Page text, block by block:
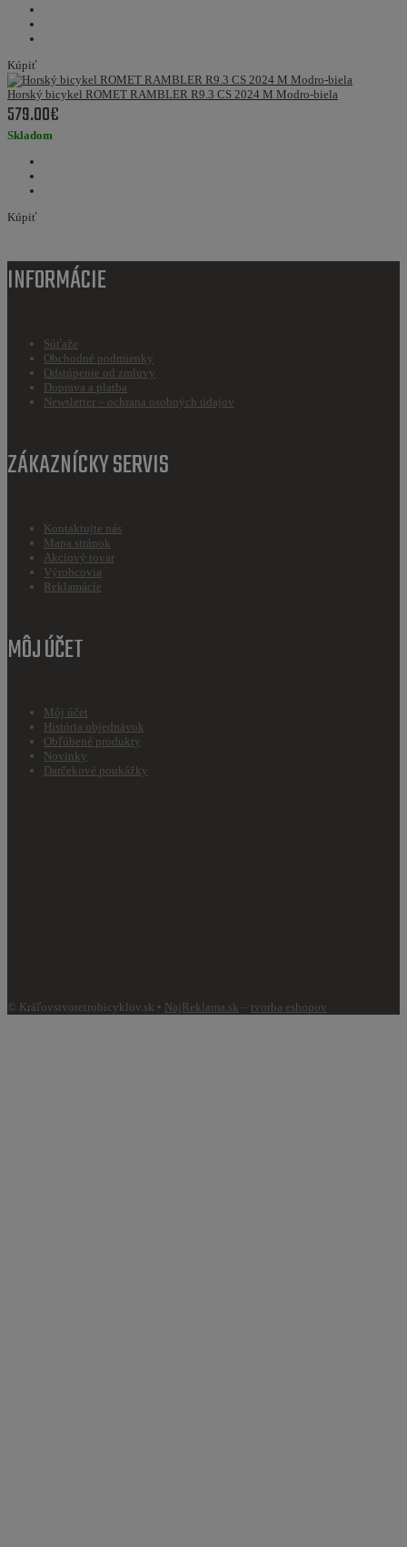
Kúpiť
Horský bicykel ROMET RAMBLER R9.3 CS 2024 M Modro-biela
579.00€
Skladom
Kúpiť
INFORMÁCIE
Súťaže
Obchodné podmienky
Odstúpenie od zmluvy
Doprava a platba
Newsletter – ochrana osobných údajov
ZÁKAZNÍCKY SERVIS
Kontaktujte nás
Mapa stránok
Akciový tovar
Výrobcovia
Reklamácie
MÔJ ÚČET
Môj účet
História objednávok
Obľúbené produkty
Novinky
Darčekové poukážky
© Kráľovstvoretrobicyklov.sk • NajReklama.sk – tvorba eshopov